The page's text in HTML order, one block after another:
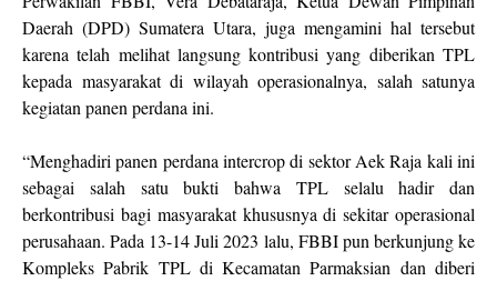
Daerah (DPD) Sumatera Utara, juga mengamini hal tersebut
karena telah melihat langsung kontribusi yang diberikan TPL
kepada masyarakat di wilayah operasionalnya, salah satunya
kegiatan panen perdana ini.
“Menghadiri panen perdana intercrop di sektor Aek Raja kali ini
sebagai salah satu bukti bahwa TPL selalu hadir dan
berkontribusi bagi masyarakat khususnya di sekitar operasional
perusahaan. Pada 13-14 Juli 2023 lalu, FBBI pun berkunjung ke
Kompleks Pabrik TPL di Kecamatan Parmaksian dan diberi